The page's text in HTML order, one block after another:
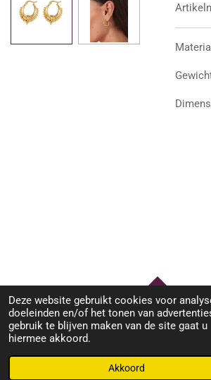
Deze website gebruikt cookies voor
doeleinden en/of het tonen van
gebruik te blijven maken van de site gaat u
hiermee akkoord.
Akkoord
TOP
© 2023 - 2026 M46Sieraden
Powered byJouwWeb